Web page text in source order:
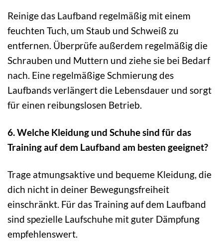
Reinige das Laufband regelmäßig mit einem
feuchten Tuch, um Staub und Schweiß zu
entfernen. Überprüfe außerdem regelmäßig die
Schrauben und Muttern und ziehe sie bei Bedarf
nach. Eine regelmäßige Schmierung des
Laufbands verlängert die Lebensdauer und sorgt
für einen reibungslosen Betrieb.
6. Welche Kleidung und Schuhe sind für das
Training auf dem Laufband am besten geeignet?
Trage atmungsaktive und bequeme Kleidung, die
dich nicht in deiner Bewegungsfreiheit
einschränkt. Für das Training auf dem Laufband
sind spezielle Laufschuhe mit guter Dämpfung
empfehlenswert.